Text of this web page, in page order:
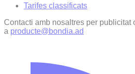
Tarifes classificats
Contacti amb nosaltres per publicitat
a producte@bondia.ad